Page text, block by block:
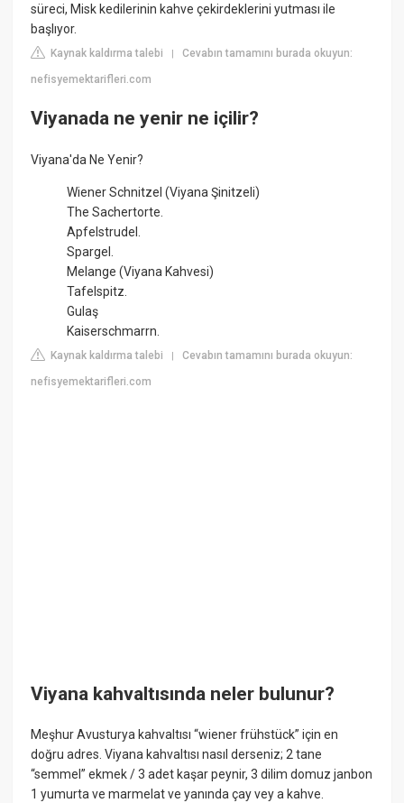
süreci, Misk kedilerinin kahve çekirdeklerini yutması ile
başlıyor.
Kaynak kaldırma talebi |Cevabın tamamını burada okuyun:
nefisyemektarifleri.com
Viyanada ne yenir ne içilir?
Viyana'da Ne Yenir?
Wiener Schnitzel (Viyana Şinitzeli)
The Sachertorte.
Apfelstrudel.
Spargel.
Melange (Viyana Kahvesi)
Tafelspitz.
Gulaş
Kaiserschmarrn.
Kaynak kaldırma talebi |Cevabın tamamını burada okuyun:
nefisyemektarifleri.com
Viyana kahvaltısında neler bulunur?
Meşhur Avusturya kahvaltısı “wiener frühstück” için en
doğru adres. Viyana kahvaltısı nasıl derseniz; 2 tane
“semmel” ekmek / 3 adet kaşar peynir, 3 dilim domuz janbon
1 yumurta ve marmelat ve yanında çay vey a kahve.